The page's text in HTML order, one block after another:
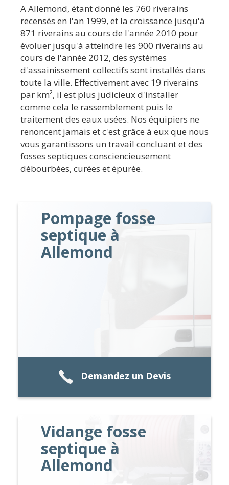
A Allemond, étant donné les 760 riverains
recensés en l'an 1999, et la croissance jusqu'à
871 riverains au cours de l'année 2010 pour
évoluer jusqu'à atteindre les 900 riverains au
cours de l'année 2012, des systèmes
d'assainissement collectifs sont installés dans
toute la ville. Effectivement avec 19 riverains
par km², il est plus judicieux d'installer
comme cela le rassemblement puis le
traitement des eaux usées. Nos équipiers ne
renoncent jamais et c'est grâce à eux que nous
vous garantissons un travail concluant et des
fosses septiques consciencieusement
débourbées, curées et épurée.
Pompage fosse
septique à
Allemond
Demandez un Devis
Vidange fosse
septique à
Allemond